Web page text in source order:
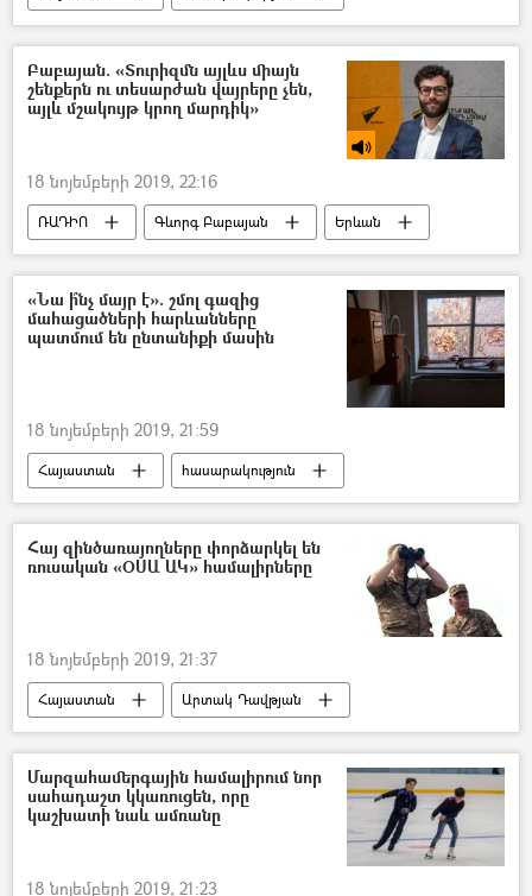
Քաղաքականություն
Տեսանյութեր
Մուլտիմեդիա
Ատոմ Մարգարյան
բյուջե
Երևան
պարտք
ՀՀ արտաքին պարտք
Sputnik զրույց
Բաբայան. «Տուրիզմն այլևս միայն
շենքերն ու տեսարժան վայրերը չեն,
այլև մշակույթ կրող մարդիկ»
18 նոյեմբերի 2019, 22:16
ՌԱԴԻՈ Գևորգ Բաբայան
Երևան
Զբոսաշրջիկ
«Նա ի՞նչ մայր է». շմոլ գազից
մահացածների հարևանները
պատմում են ընտանիքի մասին
18 նոյեմբերի 2019, 21:59
Հայաստան
հասարակություն
Կոտայք
Մահ
երեխա
Դժբախտ պատահար
գազ
շմոլ գազ
Հայ զինծառայողները փորձարկել են
ռուսական «ՕՍԱ ԱԿ» համալիրները
18 նոյեմբերի 2019, 21:37
Հայաստան Արտակ Դավթյան
Մարզահամերգային համալիրում նոր
սահադաշտ կկառուցեն, որը
կաշխատի նաև ամռանը
18 նոյեմբերի 2019, 21:23